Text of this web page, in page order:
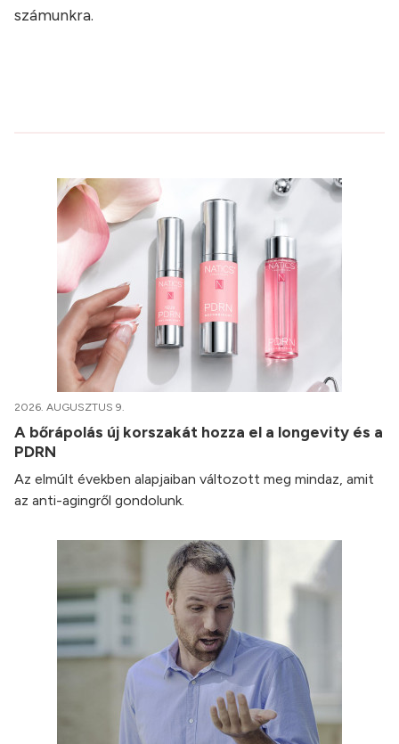
számunkra.
2026. AUGUSZTUS 9.
A bőrápolás új korszakát hozza el a longevity és a
PDRN
Az elmúlt években alapjaiban változott meg mindaz, amit
az anti-agingről gondolunk.